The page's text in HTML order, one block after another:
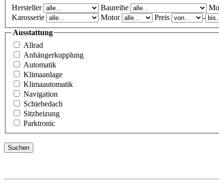
Hersteller
Baureihe
Karosserie
Motor Preis
-
Ausstattung
Allrad
Anhängerkupplung
Automatik
Klimaanlage
Klimaautomatik
Navigation
Schiebedach
Sitzheizung
Parktronic